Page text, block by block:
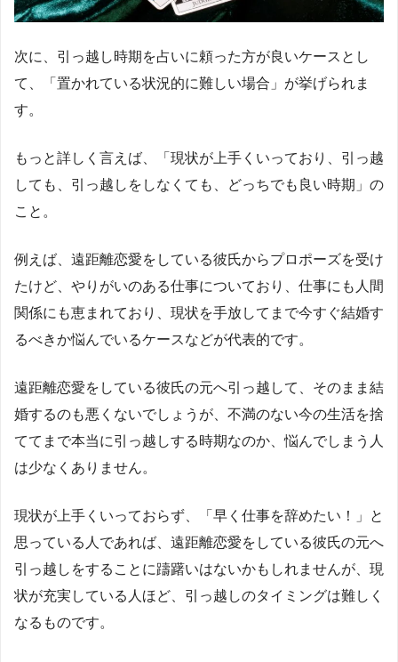
次に、引っ越し時期を占いに頼った方が良いケースとし
て、「置かれている状況的に難しい場合」が挙げられま
す。
もっと詳しく言えば、「現状が上手くいっており、引っ越
しても、引っ越しをしなくても、どっちでも良い時期」の
こと。
例えば、遠距離恋愛をしている彼氏からプロポーズを受け
たけど、やりがいのある仕事についており、仕事にも人間
関係にも恵まれており、現状を手放してまで今すぐ結婚す
るべきか悩んでいるケースなどが代表的です。
遠距離恋愛をしている彼氏の元へ引っ越して、そのまま結
婚するのも悪くないでしょうが、不満のない今の生活を捨
ててまで本当に引っ越しする時期なのか、悩んでしまう人
は少なくありません。
現状が上手くいっておらず、「早く仕事を辞めたい！」と
思っている人であれば、遠距離恋愛をしている彼氏の元へ
引っ越しをすることに躊躇いはないかもしれませんが、現
状が充実している人ほど、引っ越しのタイミングは難しく
なるものです。